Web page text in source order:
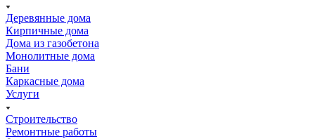
Деревянные дома
Кирпичные дома
Дома из газобетона
Монолитные дома
Бани
Каркасные дома
Услуги
Строительство
Ремонтные работы